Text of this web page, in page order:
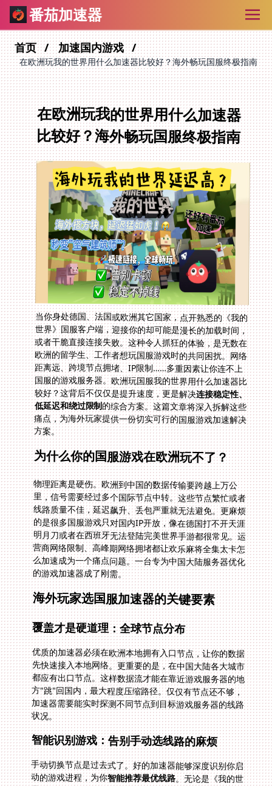
番茄加速器
首页 加速国内游戏
在欧洲玩我的世界用什么加速器比较好？海外畅玩国服终极指南
在欧洲玩我的世界用什么加速器
比较好？海外畅玩国服终极指南
当你身处德国、法国或欧洲其它国家，点开熟悉的《我的
世界》国服客户端，迎接你的却可能是漫长的加载时间，
或者干脆直接连接失败。这种令人抓狂的体验，是无数在
欧洲的留学生、工作者想玩国服游戏时的共同困扰。网络
距离远、跨境节点拥堵、IP限制……多重因素让你连不上
国服的游戏服务器。欧洲玩国服我的世界用什么加速器比
较好？这背后不仅仅是提升速度，更是解决连接稳定性、
低延迟和绕过限制的综合方案。这篇文章将深入拆解这些
痛点，为海外玩家提供一份切实可行的国服游戏加速解决
方案。
为什么你的国服游戏在欧洲玩不了？
物理距离是硬伤。欧洲到中国的数据传输要跨越上万公
里，信号需要经过多个国际节点中转。这些节点繁忙或者
线路质量不佳，延迟飙升、丢包严重就无法避免。更麻烦
的是很多国服游戏只对国内IP开放，像在德国打不开天涯
明月刀或者在西班牙无法登陆完美世界手游都很常见。运
营商网络限制、高峰期网络拥堵都让欢乐麻将全集太卡怎
么加速成为一个痛点问题。一台专为中国大陆服务器优化
的游戏加速器成了刚需。
海外玩家选国服加速器的关键要素
覆盖才是硬道理：全球节点分布
优质的加速器必须在欧洲本地拥有入口节点，让你的数据
先快速接入本地网络。更重要的是，在中国大陆各大城市
都应有出口节点。这样数据流才能在靠近游戏服务器的地
方"跳"回国内，最大程度压缩路径。仅仅有节点还不够，
加速器需要能实时探测不同节点到目标游戏服务器的线路
状况。
智能识别游戏：告别手动选线路的麻烦
手动切换节点是过去式了。好的加速器能够深度识别你启
动的游戏进程，为你智能推荐最优线路。无论是《我的世
界》国服网易版，还是《天涯明月刀》、《英雄联盟》、
《永劫无间》或《原神》国服，它都应该能自动匹配最适